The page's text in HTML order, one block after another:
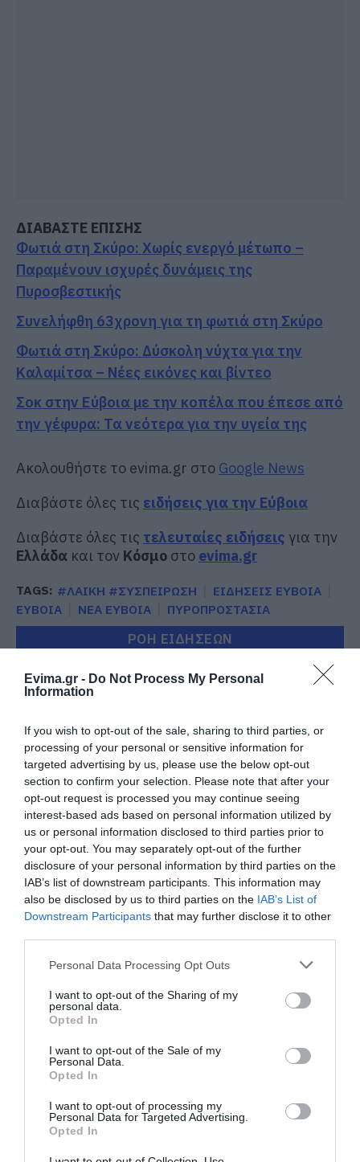
Evima.gr - Do Not Process My Personal
Information
If you wish to opt-out of the sale, sharing to third parties, or
processing of your personal or sensitive information for
targeted advertising by us, please use the below opt-out
section to confirm your selection. Please note that after your
opt-out request is processed you may continue seeing
interest-based ads based on personal information utilized by
us or personal information disclosed to third parties prior to
your opt-out. You may separately opt-out of the further
disclosure of your personal information by third parties on the
IAB’s list of downstream participants. This information may
also be disclosed by us to third parties on the IAB’s List of
Downstream Participants that may further disclose it to other
Please note that this website/app uses one or more Google
not limited to your visit or usage behaviour. You may click to
grant or deny consent to Google and its third-party tags to
use your data for below specified purposes in below Google
consent section.
Personal Data Processing Opt Outs
I want to opt-out of the Sharing of my
personal data.
Opted In
I want to opt-out of the Sale of my
Personal Data.
Opted In
I want to opt-out of processing my
Personal Data for Targeted Advertising.
Opted In
ΔΙΑΒΑΣΤΕ ΕΠΙΣΗΣ
Φωτιά στη Σκύρο: Χωρίς ενεργό μέτωπο –
Παραμένουν ισχυρές δυνάμεις της
Πυροσβεστικής
Συνελήφθη 63χρονη για τη φωτιά στη Σκύρο
Φωτιά στη Σκύρο: Δύσκολη νύχτα για την
Καλαμίτσα – Νέες εικόνες και βίντεο
Σοκ στην Εύβοια με την κοπέλα που έπεσε από
την γέφυρα: Τα νεότερα για την υγεία της
Ακολουθήστε το evima.gr στο Google News
Διαβάστε όλες τις ειδήσεις για την Εύβοια
Διαβάστε όλες τις τελευταίες ειδήσεις για την
Ελλάδα και τον Κόσμο στο evima.gr
TAGS: #ΛΑΙΚΗ #ΣΥΣΠΕΙΡΩΣΗ
ΕΙΔΗΣΕΙΣ ΕΥΒΟΙΑ
ΕΥΒΟΙΑ
ΝΕΑ ΕΥΒΟΙΑ ΠΥΡΟΠΡΟΣΤΑΣΙΑ
ΡΟΗ ΕΙΔΗΣΕΩΝ
Φωτιά στη Σκύρο: Χωρίς ενεργό
μέτωπο – Παραμένουν ισχυρές
Συνελήφθη 63χρονη για τη φωτιά
στη Σκύρο
06.08.2026 | 23:15
Φωτιά στη Σκύρο: Δύσκολη νύχτα
για την Καλαμίτσα – Νέες εικόνες
και βίντεο
06.08.2026 | 22:04
κόσμου η μεγάλη γιορτή στους
Ωρεούς – Παρών ο Θανάσης
Ζεμπίλης
06.08.2026 | 22:00
Συντάξεις Σεπτεμβρίου 2026:
Οι ημερομηνίες του e-ΕΦΚΑ
06.08.2026 | 21:40
Σοκ στην Εύβοια με την κοπέλα
που έπεσε από την γέφυρα: Τα
νεότερα για την υγεία της
06.08.2026 | 21:20